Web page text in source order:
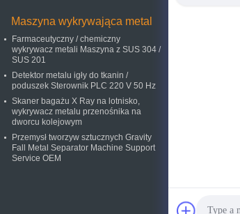
Maszyna wykrywająca metal
Farmaceutyczny / chemiczny
wykrywacz metali Maszyna z SUS 304 /
SUS 201
Detektor metalu igły do ​​tkanin /
poduszek Sterownik PLC 220 V 50 Hz
Skaner bagażu X Ray na lotnisko,
wykrywacz metalu przenośnika na
dworcu kolejowym
Przemysł tworzyw sztucznych Gravity
Fall Metal Separator Machine Support
Service OEM